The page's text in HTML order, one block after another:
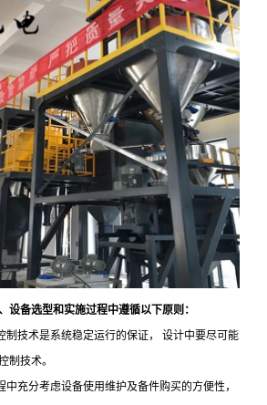
设备选型和实施过程中遵循以下原则：
技术是系统稳定运行的保证，
设计中要尽可能
制技术。
中充分考虑设备使用维护及备件购买的方便性，